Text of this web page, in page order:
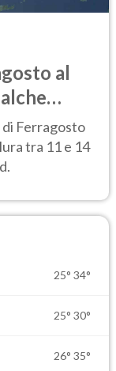
al
di Ferragosto
tra 11 e 14
25° 34°
25° 30°
26° 35°